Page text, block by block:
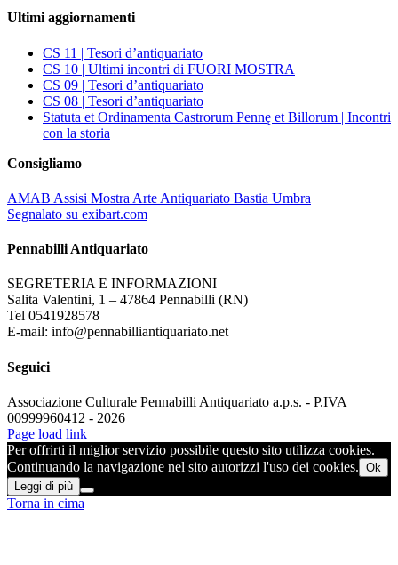
Ultimi aggiornamenti
CS 11 | Tesori d’antiquariato
CS 10 | Ultimi incontri di FUORI MOSTRA
CS 09 | Tesori d’antiquariato
CS 08 | Tesori d’antiquariato
Statuta et Ordinamenta Castrorum Pennę et Billorum | Incontri
con la storia
Consigliamo
AMAB Assisi Mostra Arte Antiquariato Bastia Umbra
Segnalato su exibart.com
Pennabilli Antiquariato
SEGRETERIA E INFORMAZIONI
Salita Valentini, 1 – 47864 Pennabilli (RN)
Tel 0541928578
E-mail: info@pennabilliantiquariato.net
Seguici
Associazione Culturale Pennabilli Antiquariato a.p.s. - P.IVA
00999960412 - 2026
Page load link
Per offrirti il miglior servizio possibile questo sito utilizza cookies.
Continuando la navigazione nel sito autorizzi l'uso dei cookies. Ok
Leggi di più
Torna in cima